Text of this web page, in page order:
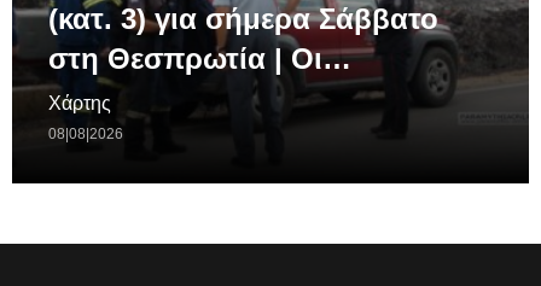
(κατ. 3) για σήμερα Σάββατο
στη Θεσπρωτία | Οι…
Χάρτης
08|08|2026